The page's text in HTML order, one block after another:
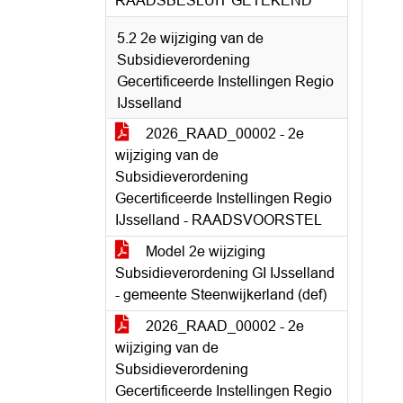
5.2 2e wijziging van de
Subsidieverordening
Gecertificeerde Instellingen Regio
IJsselland
2026_RAAD_00002 - 2e
wijziging van de
Subsidieverordening
Gecertificeerde Instellingen Regio
IJsselland - RAADSVOORSTEL
Model 2e wijziging
Subsidieverordening GI IJsselland
- gemeente Steenwijkerland (def)
2026_RAAD_00002 - 2e
wijziging van de
Subsidieverordening
Gecertificeerde Instellingen Regio